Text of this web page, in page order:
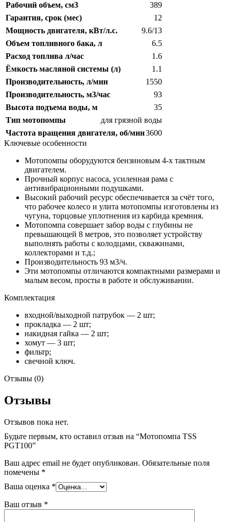
Рабочий объем, см3
389
Гарантия, срок (мес)
12
Мощность двигателя, кВт/л.с.
9.6/13
Объем топливного бака, л
6.5
Расход топлива л/час
1.6
Ёмкость масляной системы (л)
1.1
Производительность, л/мин
1550
Производительность, м3/час
93
Высота подъема воды, м
35
Тип мотопомпы
для грязной воды
Частота вращения двигателя, об/мин3600
Ключевые особенности
Мотопомпы оборудуются бензиновым 4-х тактным
двигателем.
Прочный корпус насоса, усиленная рама с
антивибрационными подушками.
Высокий рабочий ресурс обеспечивается за счёт того,
что рабочее колесо и улита мотопомпы изготовлены из
чугуна, торцовые уплотнения из карбида кремния.
Мотопомпа совершает забор воды с глубины не
превышающей 8 метров, это позволяет устройству
выполнять работы с колодцами, скважинами,
коллекторами и т.д.;
Производительность 93 м3/ч.
Эти мотопомпы отличаются компактными размерами и
малым весом, просты в работе и обслуживании.
Комплектация
входной/выходной патрубок — 2 шт;
прокладка — 2 шт;
накидная гайка — 2 шт;
хомут — 3 шт;
фильтр;
свечной ключ.
Отзывы (0)
Отзывы
Отзывов пока нет.
Будьте первым, кто оставил отзыв на “Мотопомпа TSS
PGT100”
Ваш адрес email не будет опубликован. Обязательные поля
помечены *
Ваша оценка *
Ваш отзыв *